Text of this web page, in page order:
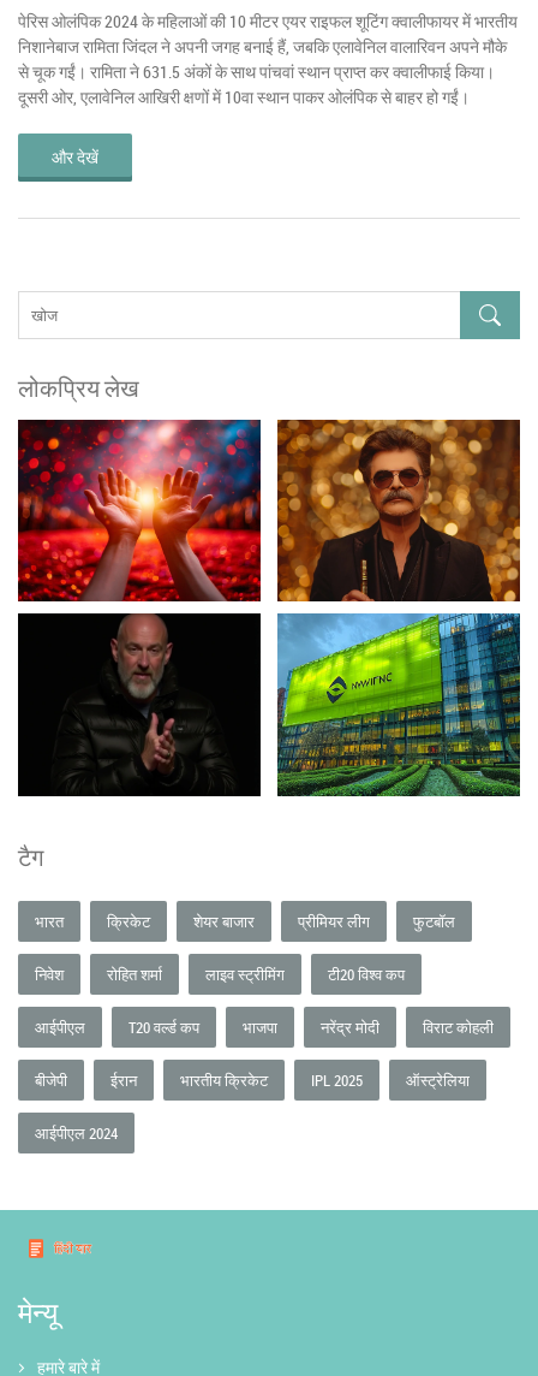
पेरिस ओलंपिक 2024 के महिलाओं की 10 मीटर एयर राइफल शूटिंग क्वालीफायर में भारतीय
निशानेबाज रामिता जिंदल ने अपनी जगह बनाई हैं, जबकि एलावेनिल वालारिवन अपने मौके
से चूक गईं। रामिता ने 631.5 अंकों के साथ पांचवां स्थान प्राप्त कर क्वालीफाई किया।
दूसरी ओर, एलावेनिल आखिरी क्षणों में 10वा स्थान पाकर ओलंपिक से बाहर हो गईं।
और देखें
लोकप्रिय लेख
टैग
भारत क्रिकेट शेयर बाजार प्रीमियर लीग फुटबॉल
निवेश रोहित शर्मा लाइव स्ट्रीमिंग टी20 विश्व कप
आईपीएल T20 वर्ल्ड कप भाजपा नरेंद्र मोदी विराट कोहली
बीजेपी ईरान भारतीय क्रिकेट IPL 2025 ऑस्ट्रेलिया
आईपीएल 2024
मेन्यू
हमारे बारे में